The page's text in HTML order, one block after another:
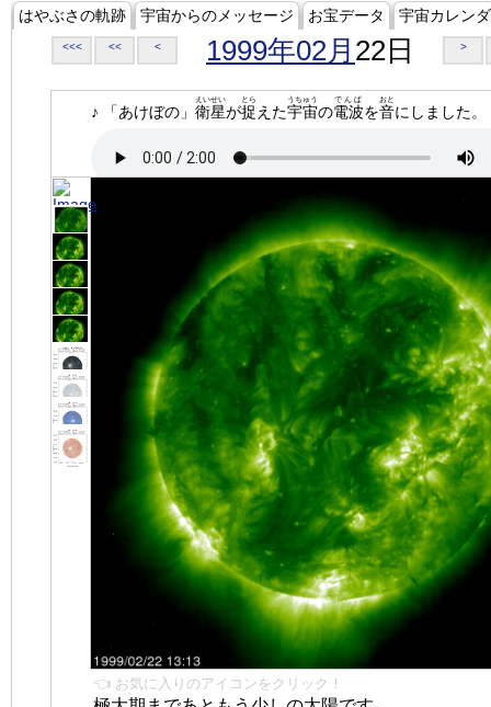
はやぶさの軌跡 宇宙からのメッセージ お宝データ 宇宙カレン
<<< << < 1999年02月 22日 >
♪ 「あけぼの」 衛星
えいせい
が捉
とら
えた宇宙
うちゅう
の電波
でんぱ
を音
おと
にしました。
👈 お気に入りのアイコンをクリック！